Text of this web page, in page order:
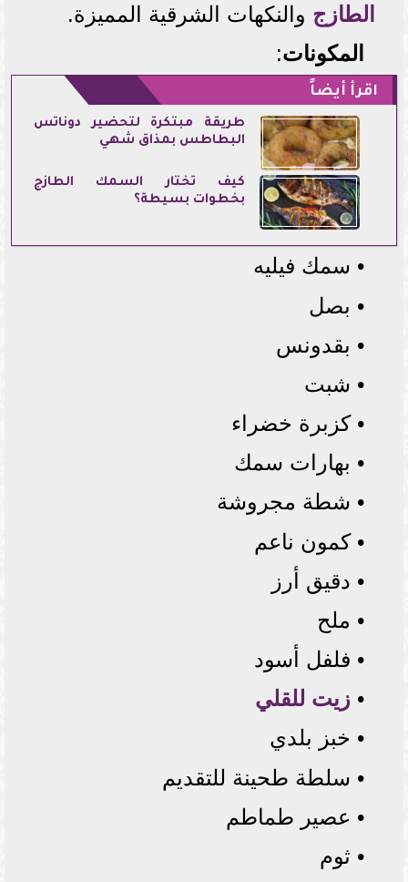
الطازج والنكهات الشرقية المميزة.
المكونات:
اقرأ أيضاً
طريقة مبتكرة لتحضير دوناتس
البطاطس بمذاق شهي
كيف تختار السمك الطازج
بخطوات بسيطة؟
• سمك فيليه
• بصل
• بقدونس
• شبت
• كزبرة خضراء
• بهارات سمك
• شطة مجروشة
• كمون ناعم
• دقيق أرز
• ملح
• فلفل أسود
•زيت للقلي
• خبز بلدي
• سلطة طحينة للتقديم
• عصير طماطم
• ثوم